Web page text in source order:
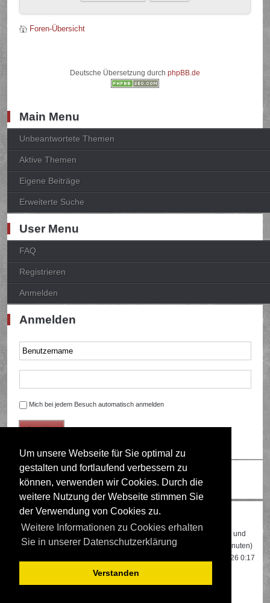
Um unsere Webseite für Sie optimal zu
gestalten und fortlaufend verbessern zu
können, verwenden wir Cookies. Durch die
weitere Nutzung der Webseite stimmen Sie
der Verwendung von Cookies zu.
Weitere Informationen zu Cookies erhalten
Sie in unserer Datenschutzerklärung
Verstanden
Foren-Übersicht
Deutsche Übersetzung durch phpBB.de
Main Menu
Unbeantwortete Themen
Aktive Themen
Eigene Beiträge
Erweiterte Suche
User Menu
FAQ
Registrieren
Anmelden
Anmelden
Mich bei jedem Besuch automatisch anmelden
Ändere Schriftgröße
Wer ist online?
Insgesamt sind482Besucher online: 2 registrierte, 0 unsichtbare und
480 Gäste (basierend auf den aktiven Besuchern der letzten 5 Minuten)
Besuchern, die am 13.04.2026 0:17
gleichzeitig online waren.